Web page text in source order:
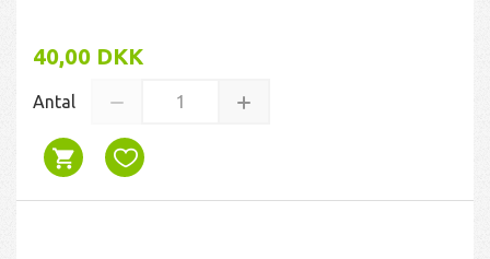
40,00 DKK
Antal